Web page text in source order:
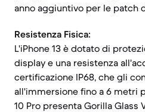
anno aggiuntivo per le patch
Resistenza Fisica:
L'iPhone 13 è dotato di
display e una resistenza
certificazione IP68, che gli
all'immersione fino a 6 metri
10 Pro presenta Gorilla Glass